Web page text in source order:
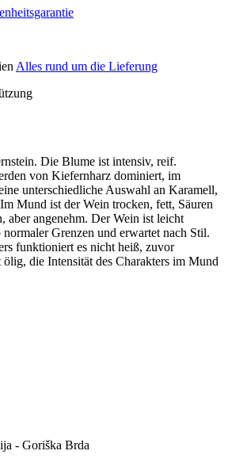
Alles rund um die Lieferung
Die Blume ist intensiv, reif.
von Kiefernharz dominiert, im
unterschiedliche Auswahl an Karamell,
Mund ist der Wein trocken, fett, Säuren
aber angenehm. Der Wein ist leicht
normaler Grenzen und erwartet nach Stil.
funktioniert es nicht heiß, zuvor
die Intensität des Charakters im Mund
- Goriška Brda